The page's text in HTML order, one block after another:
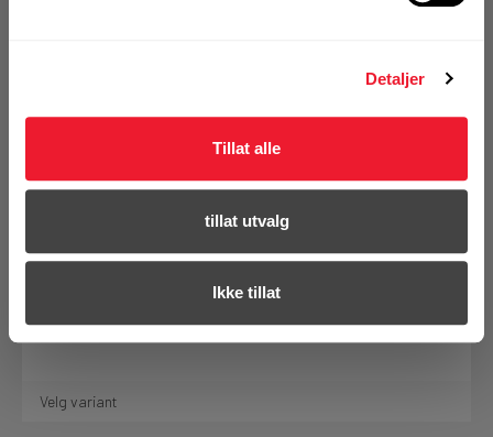
Detaljer
Tillat alle
tillat utvalg
Ikke tillat
Vingemutter Hilti MQM
For tilkobling av komponenter i MQ skinnesystem
Velg variant